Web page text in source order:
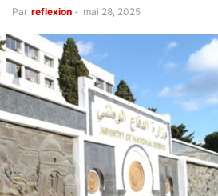
Par reflexion - mai 28, 2025